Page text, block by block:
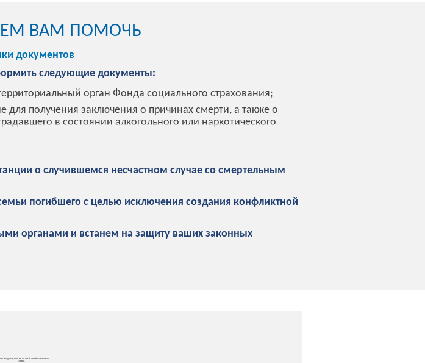
ВАМ ПОМОЧЬ
документов
следующие документы:
орган Фонда социального страхования;
получения заключения о причинах смерти, а также о
в состоянии алкогольного или наркотического
о случившемся несчастном случае со смертельным
погибшего с целью исключения создания конфликтной
органами и встанем на защиту ваших законных
ЧТО ДЕЛАТЬ, ЕСЛИ НЕСЧАСТНЫЙ СЛУЧАЙ ПРОИЗОШЕЛ В
МЕСТАХ: